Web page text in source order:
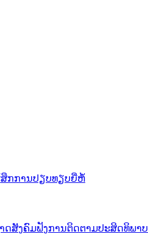
ກການປຽບທຽບຍີ່ຫໍ້
ດສັງຄົມຟັງການຕິດຕາມປະສິດທິພາບ